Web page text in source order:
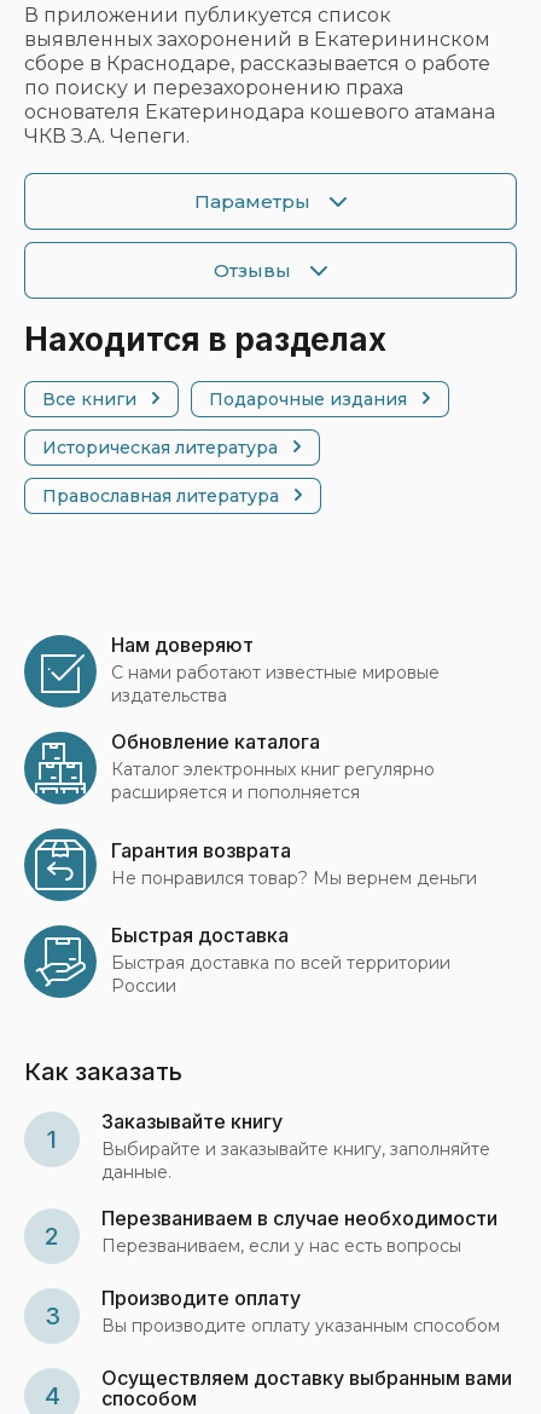
В приложении публикуется список
выявленных захоронений в Екатерининском
сборе в Краснодаре, рассказывается о работе
по поиску и перезахоронению праха
основателя Екатеринодара кошевого атамана
ЧКВ З.А. Чепеги.
Параметры
Отзывы
Находится в разделах
Все книги Подарочные издания
Историческая литература
Православная литература
Нам доверяют
С нами работают известные мировые
издательства
Обновление каталога
Каталог электронных книг регулярно
расширяется и пополняется
Гарантия возврата
Не понравился товар? Мы вернем деньги
Быстрая доставка
Быстрая доставка по всей территории
России
Как заказать
1
Заказывайте книгу
Выбирайте и заказывайте книгу, заполняйте
данные.
2
Перезваниваем в случае необходимости
Перезваниваем, если у нас есть вопросы
3
Производите оплату
Вы производите оплату указанным способом
4
Осуществляем доставку выбранным вами
способом